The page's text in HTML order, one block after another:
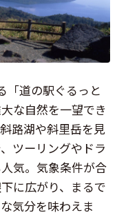
「道の駅ぐるっと
な自然を一望でき
路湖や斜里岳を見
ツーリングやドラ
気。気象条件が合
に広がり、まるで
気分を味わえま